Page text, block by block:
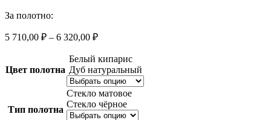
За полотно:
5 710,00 ₽ – 6 320,00 ₽
Цвет полотна
Белый кипарис
Дуб натуральный
Тип полотна
Стекло матовое
Стекло чёрное